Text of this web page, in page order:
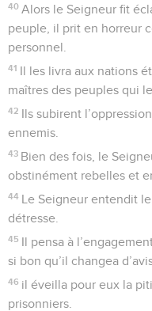
40 Alors le Seigneur fit
peuple, il prit en horreur
personnel.
41 Il les livra aux nations
maîtres des peuples qui
42 Ils subirent
ennemis.
43 Bien des fois, le
obstinément rebelles et
44 Le Seigneur entendit
détresse.
45 Il pensa à
si bon qu’il changea
46 il éveilla pour eux la
prisonniers.